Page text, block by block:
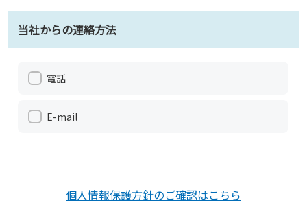
当社からの連絡方法
電話
E-mail
個人情報保護方針のご確認はこちら